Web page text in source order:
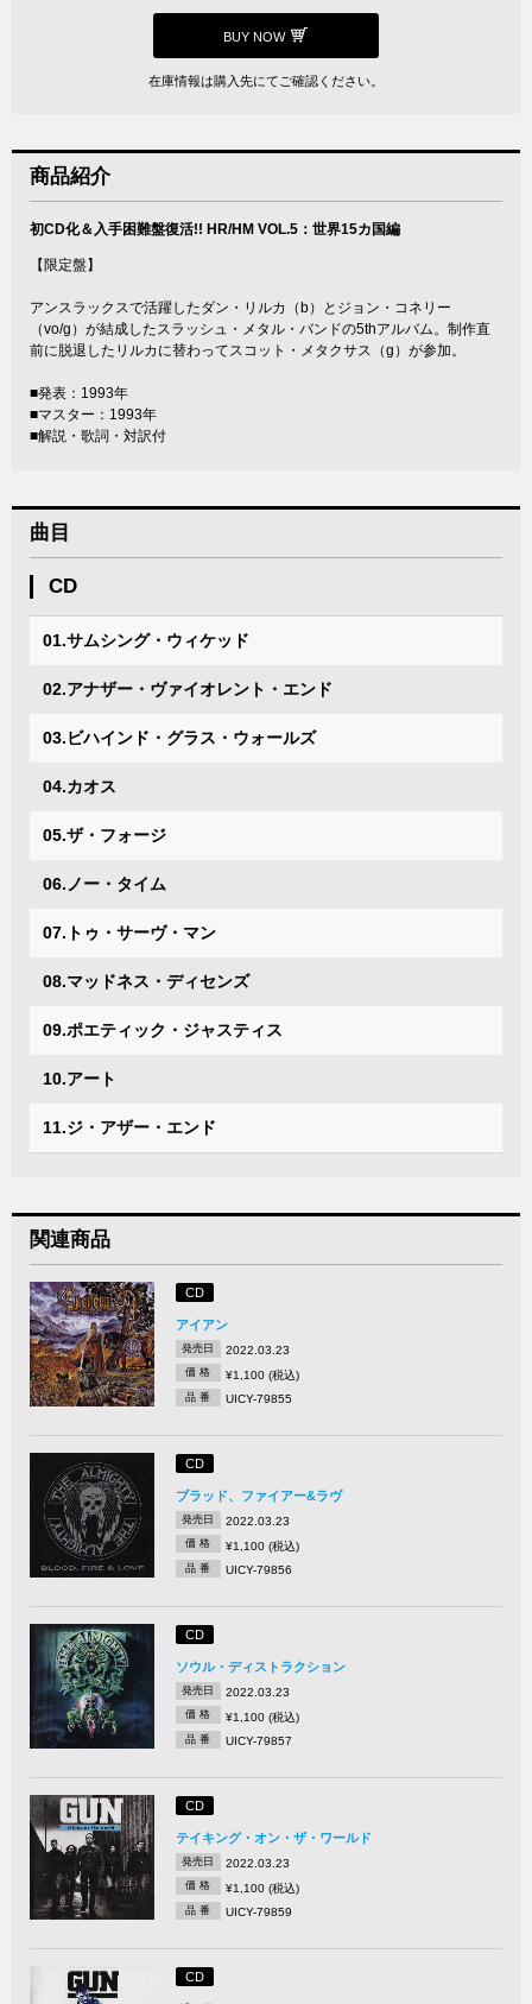
BUY NOW
在庫情報は購入先にてご確認ください。
商品紹介
初CD化＆入手困難盤復活!! HR/HM VOL.5：世界15カ国編
【限定盤】
アンスラックスで活躍したダン・リルカ（b）とジョン・コネリー
（vo/g）が結成したスラッシュ・メタル・バンドの5thアルバム。制作直
前に脱退したリルカに替わってスコット・メタクサス（g）が参加。
■発表：1993年
■マスター：1993年
■解説・歌詞・対訳付
曲目
CD
01.サムシング・ウィケッド
02.アナザー・ヴァイオレント・エンド
03.ビハインド・グラス・ウォールズ
04.カオス
05.ザ・フォージ
06.ノー・タイム
07.トゥ・サーヴ・マン
08.マッドネス・ディセンズ
09.ポエティック・ジャスティス
10.アート
11.ジ・アザー・エンド
関連商品
CD
アイアン
発売日 2022.03.23
価 格 ¥1,100 (税込)
品 番 UICY-79855
CD
ブラッド、ファイアー&ラヴ
発売日 2022.03.23
価 格 ¥1,100 (税込)
品 番 UICY-79856
CD
ソウル・ディストラクション
発売日 2022.03.23
価 格 ¥1,100 (税込)
品 番 UICY-79857
CD
テイキング・オン・ザ・ワールド
発売日 2022.03.23
価 格 ¥1,100 (税込)
品 番 UICY-79859
CD